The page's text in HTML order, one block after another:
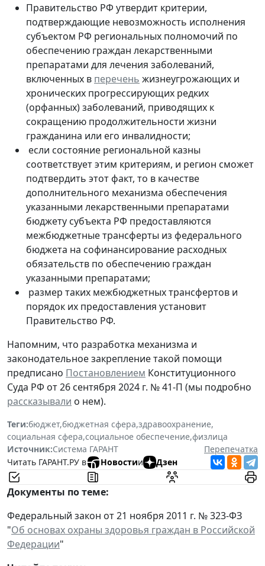
Правительство РФ утвердит критерии,
подтверждающие невозможность исполнения
субъектом РФ региональных полномочий по
обеспечению граждан лекарственными
препаратами для лечения заболеваний,
включенных в перечень жизнеугрожающих и
хронических прогрессирующих редких
(орфанных) заболеваний, приводящих к
сокращению продолжительности жизни
гражданина или его инвалидности;
если состояние региональной казны
соответствует этим критериям, и регион сможет
подтвердить этот факт, то в качестве
дополнительного механизма обеспечения
указанными лекарственными препаратами
бюджету субъекта РФ предоставляются
межбюджетные трансферты из федерального
бюджета на софинансирование расходных
обязательств по обеспечению граждан
указанными препаратами;
размер таких межбюджетных трансфертов и
порядок их предоставления установит
Правительство РФ.
Напомним, что разработка механизма и
законодательное закрепление такой помощи
предписано Постановлением Конституционного
Суда РФ от 26 сентября 2024 г. № 41-П (мы подробно
рассказывали о нем).
Теги:бюджет,бюджетная сфера,здравоохранение,
социальная сфера,социальное обеспечение,физлица
Источник:Система ГАРАНТ
Перепечатка
Читать ГАРАНТ.РУ в
Новостии Дзен
Документы по теме:
Федеральный закон от 21 ноября 2011 г. № 323-ФЗ
"Об основах охраны здоровья граждан в Российской
Федерации"